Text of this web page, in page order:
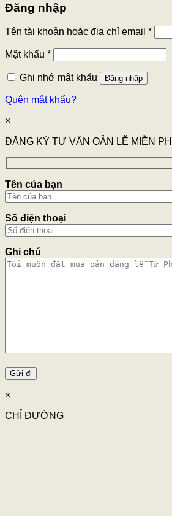
Đăng nhập
Tên tài khoản hoặc địa chỉ email *
Mật khẩu *
Ghi nhớ mật khẩu Đăng nhập
Quên mật khẩu?
×
ĐĂNG KÝ TƯ VẤN OẢN LỄ MIỄN PHÍ
Tên của bạn
Số điện thoại
Ghi chú
×
CHỈ ĐƯỜNG